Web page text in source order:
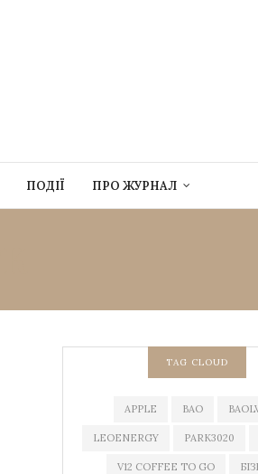
ПОДІЇ ПРО ЖУРНАЛ
TAG CLOUD
APPLE BAO
LEOENERGY PARK3020
V12 COFFEE TO GO